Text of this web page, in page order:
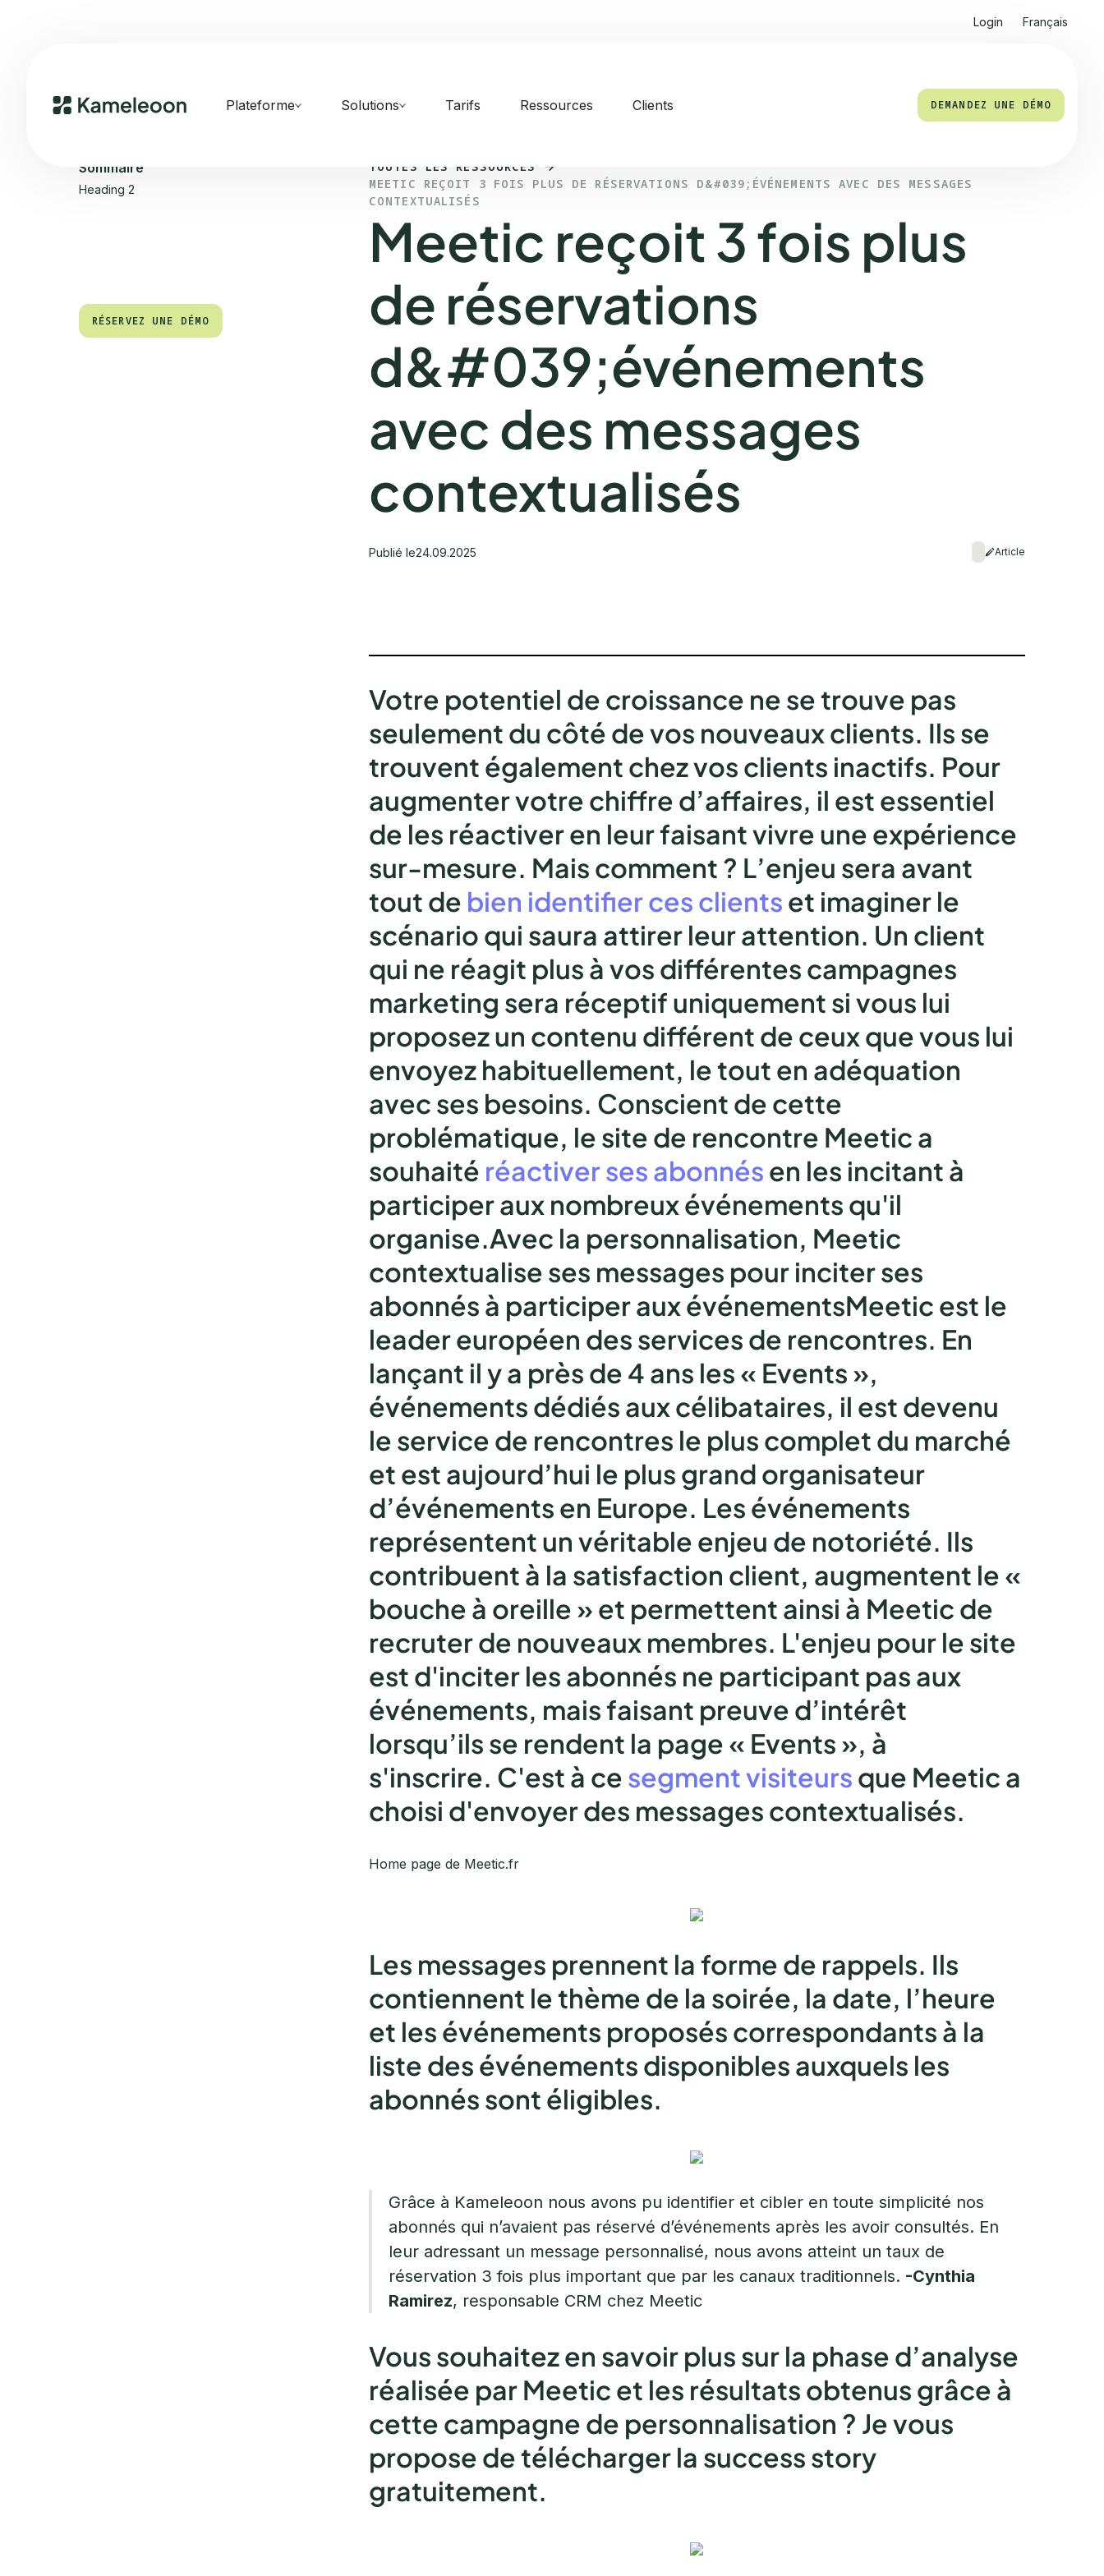
Login Français
Plateforme Solutions Tarifs Ressources Clients DEMANDEZ UNE DÉMO
Sommaire
Heading 2
RÉSERVEZ UNE DÉMO
TOUTES LES RESSOURCES
MEETIC REÇOIT 3 FOIS PLUS DE RÉSERVATIONS D&#039;ÉVÉNEMENTS AVEC DES MESSAGES
CONTEXTUALISÉS
Meetic reçoit 3 fois plus
de réservations
d&#039;événements
avec des messages
contextualisés
Publié le24.09.2025 Article
Votre potentiel de croissance ne se trouve pas
seulement du côté de vos nouveaux clients. Ils se
trouvent également chez vos clients inactifs. Pour
augmenter votre chiffre d’affaires, il est essentiel
de les réactiver en leur faisant vivre une expérience
sur-mesure. Mais comment ? L’enjeu sera avant
tout de bien identifier ces clients et imaginer le
scénario qui saura attirer leur attention. Un client
qui ne réagit plus à vos différentes campagnes
marketing sera réceptif uniquement si vous lui
proposez un contenu différent de ceux que vous lui
envoyez habituellement, le tout en adéquation
avec ses besoins. Conscient de cette
problématique, le site de rencontre Meetic a
souhaité réactiver ses abonnés en les incitant à
participer aux nombreux événements qu'il
organise.Avec la personnalisation, Meetic
contextualise ses messages pour inciter ses
abonnés à participer aux événementsMeetic est le
leader européen des services de rencontres. En
lançant il y a près de 4 ans les « Events »,
événements dédiés aux célibataires, il est devenu
le service de rencontres le plus complet du marché
et est aujourd’hui le plus grand organisateur
d’événements en Europe. Les événements
représentent un véritable enjeu de notoriété. Ils
contribuent à la satisfaction client, augmentent le «
bouche à oreille » et permettent ainsi à Meetic de
recruter de nouveaux membres. L'enjeu pour le site
est d'inciter les abonnés ne participant pas aux
événements, mais faisant preuve d’intérêt
lorsqu’ils se rendent la page « Events », à
s'inscrire. C'est à ce segment visiteurs que Meetic a
choisi d'envoyer des messages contextualisés.
Home page de Meetic.fr
Les messages prennent la forme de rappels. Ils
contiennent le thème de la soirée, la date, l’heure
et les événements proposés correspondants à la
liste des événements disponibles auxquels les
abonnés sont éligibles.
Grâce à Kameleoon nous avons pu identifier et cibler en toute simplicité nos
abonnés qui n’avaient pas réservé d’événements après les avoir consultés. En
leur adressant un message personnalisé, nous avons atteint un taux de
réservation 3 fois plus important que par les canaux traditionnels. -Cynthia
Ramirez, responsable CRM chez Meetic
Vous souhaitez en savoir plus sur la phase d’analyse
réalisée par Meetic et les résultats obtenus grâce à
cette campagne de personnalisation ? Je vous
propose de télécharger la success story
gratuitement.